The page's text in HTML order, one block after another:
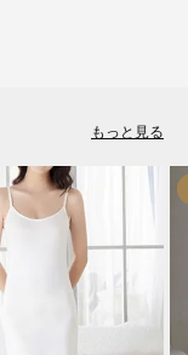
もっと見る